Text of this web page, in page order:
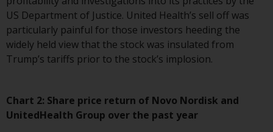
Königreichs aus der Europäischen
Union ersetzt haben; es kann
jedoch zusätzliche Anforderungen
oder Formalitäten geben, die Ihre
Anlage verbieten.
verpflichtet, sich über solche
Einschränkungen zu informieren
und diese zu beachten. Auf dieser
US Department of Justice. United Health’s sell off was
particularly painful for those investors heeding the
widely held view that the stock was insulated from
Trump’s tariffs prior to the stock’s implosion.
Chart 2: Share price return of Novo Nordisk and
UnitedHealth Group over the past year